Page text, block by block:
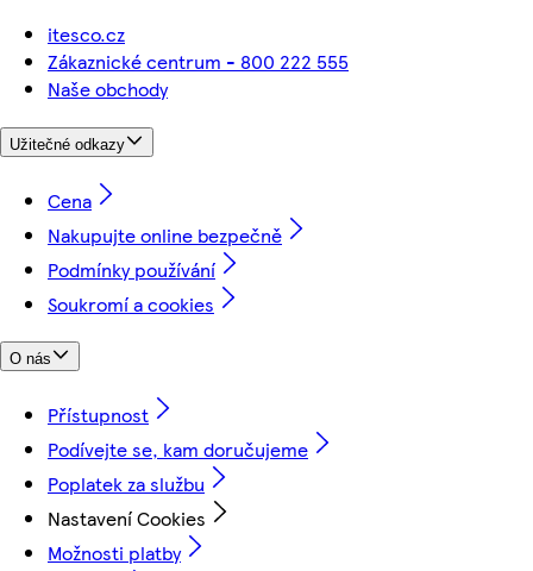
itesco.cz
Zákaznické centrum - 800 222 555
Naše obchody
Užitečné odkazy
Cena
Nakupujte online bezpečně
Podmínky používání
Soukromí a cookies
O nás
Přístupnost
Podívejte se, kam doručujeme
Poplatek za službu
Nastavení Cookies
Možnosti platby